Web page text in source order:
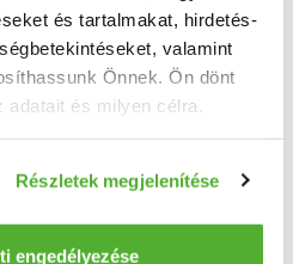
és tartalmakat, hirdetés-
valamint
Önnek. Ön dönt
és milyen célra.
földrajzi elhelyezkedéséről
annak konkrét
Részletek megjelenítése
engedélyezése